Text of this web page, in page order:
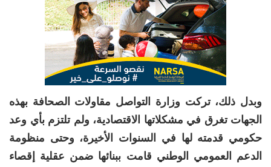
وبدل ذلك، تركت وزارة التواصل مقاولات الصحافة بهذه
الجهات تغرق في مشكلاتها الاقتصادية، ولم تلتزم بأي وعد
حكومي قدمته لها في السنوات الأخيرة، وحتى منظومة
الدعم العمومي الوطني قامت ببنائها ضمن عقلية إقصاء